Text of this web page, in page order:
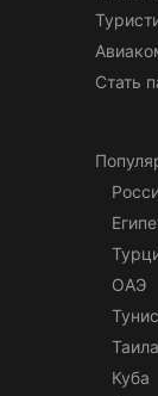
Стать
ОАЭ
Тунис
Куба